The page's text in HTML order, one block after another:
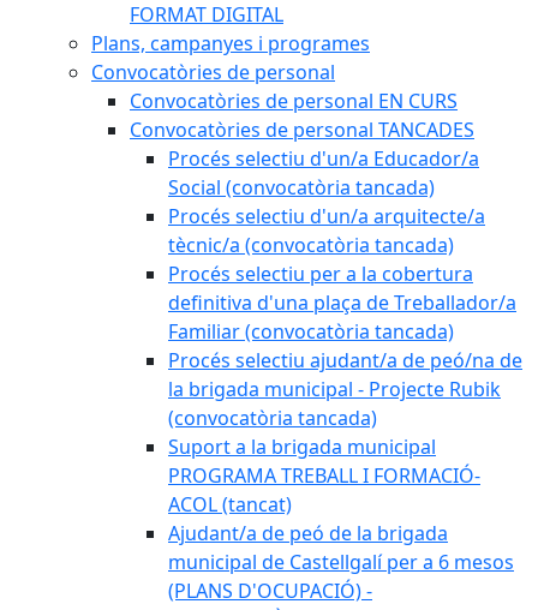
FORMAT DIGITAL
Plans, campanyes i programes
Convocatòries de personal
Convocatòries de personal EN CURS
Convocatòries de personal TANCADES
Procés selectiu d'un/a Educador/a
Social (convocatòria tancada)
Procés selectiu d'un/a arquitecte/a
tècnic/a (convocatòria tancada)
Procés selectiu per a la cobertura
definitiva d'una plaça de Treballador/a
Familiar (convocatòria tancada)
Procés selectiu ajudant/a de peó/na de
la brigada municipal - Projecte Rubik
(convocatòria tancada)
Suport a la brigada municipal
PROGRAMA TREBALL I FORMACIÓ-
ACOL (tancat)
Ajudant/a de peó de la brigada
municipal de Castellgalí per a 6 mesos
(PLANS D'OCUPACIÓ) -